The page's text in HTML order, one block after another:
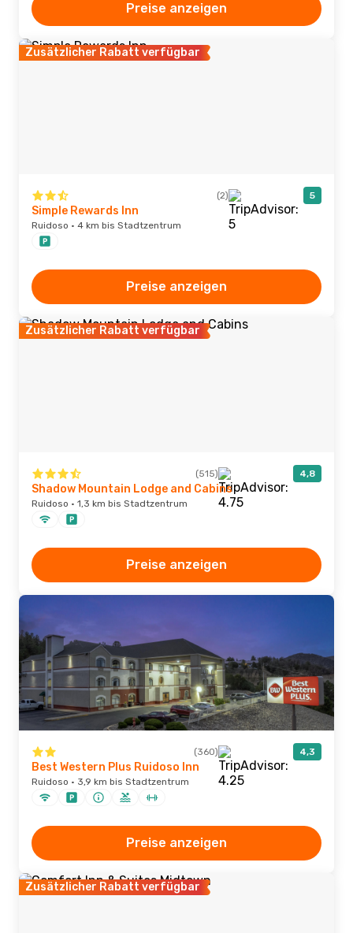
Preise anzeigen
Zusätzlicher Rabatt verfügbar
(2) 5
Simple Rewards Inn
Ruidoso · 4 km bis Stadtzentrum
Preise anzeigen
Zusätzlicher Rabatt verfügbar
(515) 4,8
Shadow Mountain Lodge and Cabins
Ruidoso · 1,3 km bis Stadtzentrum
Preise anzeigen
(360) 4,3
Best Western Plus Ruidoso Inn
Ruidoso · 3,9 km bis Stadtzentrum
Preise anzeigen
Zusätzlicher Rabatt verfügbar